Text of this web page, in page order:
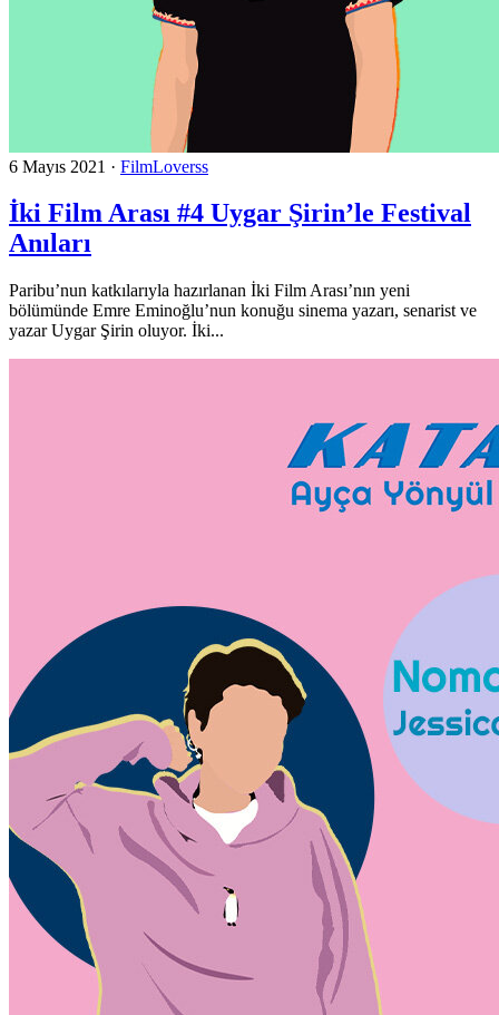
6 Mayıs 2021 · FilmLoverss
İki Film Arası #4 Uygar Şirin’le Festival
Anıları
Paribu’nun katkılarıyla hazırlanan İki Film Arası’nın yeni
bölümünde Emre Eminoğlu’nun konuğu sinema yazarı, senarist ve
yazar Uygar Şirin oluyor. İki...